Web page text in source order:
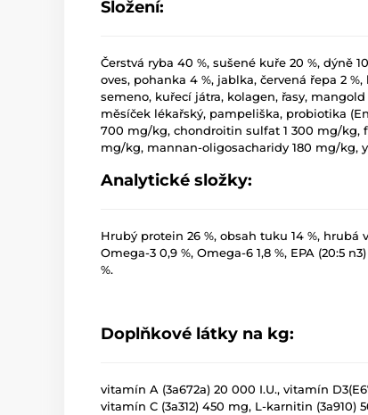
Složení:
Čerstvá ryba 40 %, sušené kuře 20 %, dýně
oves, pohanka 4 %, jablka, červená řepa 2
semeno, kuřecí játra, kolagen, řasy,
měsíček lékařský, pampeliška, probiotika
700 mg/kg, chondroitin sulfat 1 300 mg/kg,
mg/kg, mannan-oligosacharidy 180 mg/kg,
Analytické složky:
Hrubý protein 26 %, obsah tuku 14 %, hrubá
Omega-3 0,9 %, Omega-6 1,8 %, EPA (20:5
%.
Doplňkové látky na kg:
vitamín A (3a672a) 20 000 I.U., vitamín
vitamín C (3a312) 450 mg, L-karnitin